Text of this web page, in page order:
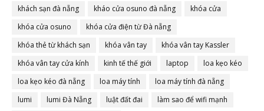
khách sạn đà nẵng
kháo cửa osuno đà nẵng
khóa cửa
khóa cửa osuno
khóa cửa điện từ Đà nẵng
khóa thẻ từ khách sạn
khóa vân tay
khóa vân tay Kassler
khóa vân tay cửa kính
kinh tế thế giới laptop
loa kẹo kéo
loa kẹo kéo đà nẵng
loa máy tính
loa máy tính đà nẵng
lumi
lumi Đà Nẵng luật đất đai
làm sao để wifi mạnh